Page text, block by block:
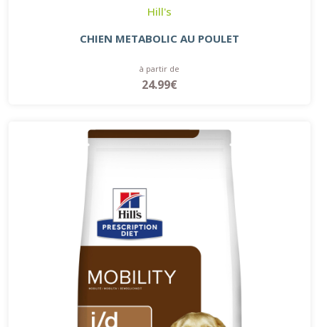
Hill's
CHIEN METABOLIC AU POULET
à partir de
24.99€